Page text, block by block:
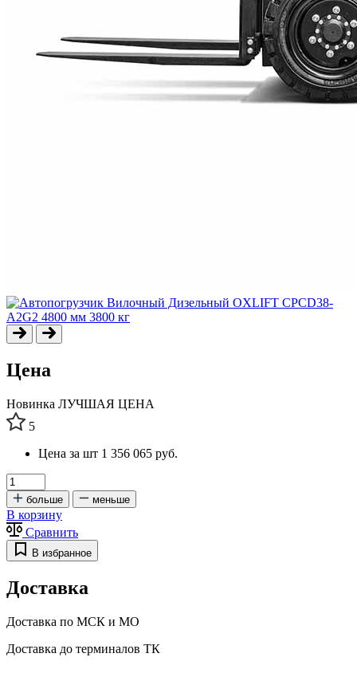
Цена
Новинка ЛУЧШАЯ ЦЕНА
5
Цена за шт 1 356 065 руб.
больше меньше
В корзину
Сравнить
В избранное
Доставка
Доставка по МСК и МО
Доставка до терминалов ТК